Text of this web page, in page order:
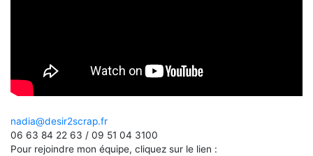
nadia@desir2scrap.fr
06 63 84 22 63 / 09 51 04 3100
Pour rejoindre mon équipe, cliquez sur le lien :